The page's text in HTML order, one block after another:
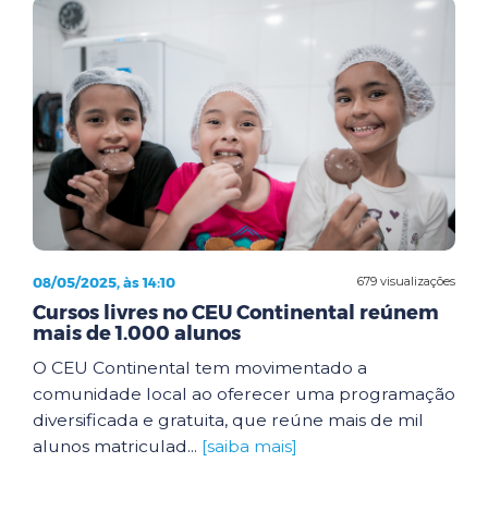
679 visualizações
08/05/2025, às 14:10
Cursos livres no CEU Continental reúnem
mais de 1.000 alunos
O CEU Continental tem movimentado a
comunidade local ao oferecer uma programação
diversificada e gratuita, que reúne mais de mil
alunos matriculad... [saiba mais]